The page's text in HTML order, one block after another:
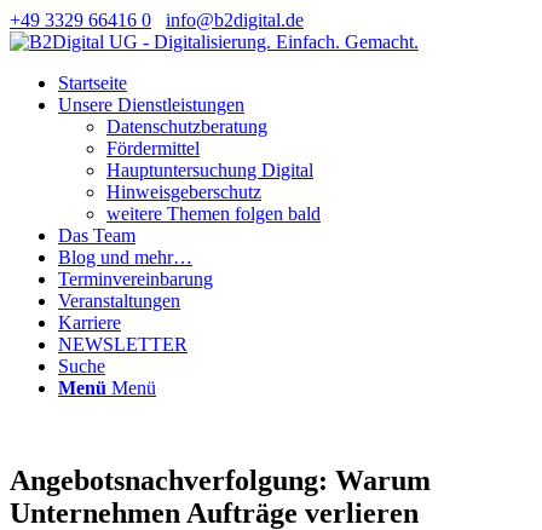
+49 3329 66416 0 info@b2digital.de
Startseite
Unsere Dienstleistungen
Datenschutzberatung
Fördermittel
Hauptuntersuchung Digital
Hinweisgeberschutz
weitere Themen folgen bald
Das Team
Blog und mehr…
Terminvereinbarung
Veranstaltungen
Karriere
NEWSLETTER
Suche
Menü Menü
Angebotsnachverfolgung: Warum
Unternehmen Aufträge verlieren